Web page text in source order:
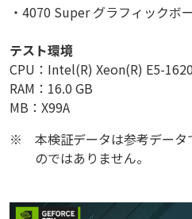
・4070 Super グラフィック
テスト環境
CPU：Intel(R) Xeon(R) E5-
RAM：16.0 GB
MB：X99A
※
本検証データは参考デー
のではありません。